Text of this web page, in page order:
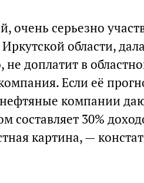
очень серьезно
области,
доплатит в
Если её
компании
составляет 30%
картина, —